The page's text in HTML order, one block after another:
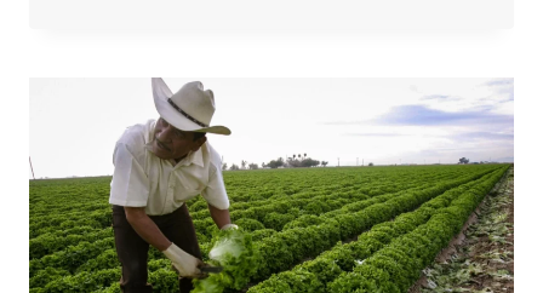
IHOP
BEKÄMPNINGSMEDEL
MED
BARNCANCER